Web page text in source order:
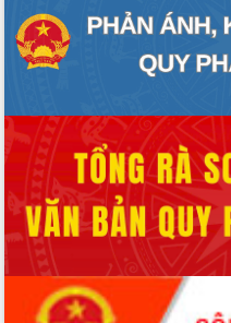
Đắk Lắk công bố Quy hoạch và xúc
tiến đầu tư tỉnh
Ngành cá ngừ Đắk Lắk chủ động thích
Diễn đàn Kinh tế tư nhân Việt Nam đột
phá cơ chế - Hợp tác công tư
Đề án 06 tạo bước ngoặt đột phá trong
cải cách hành chính tỉnh Đắk Lắk
Kết nối tour, đẩy mạnh chuyển đổi số
để phát triển du lịch Đắk Lắk
Khởi động Dự án Đầu tư xây dựng hạ
tầng kỹ thuật Cụm công nghiệp Tân